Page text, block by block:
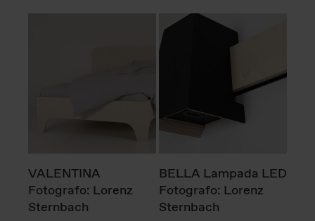
VALENTINA
Fotografo: Lorenz
Sternbach
BELLA Lampada LED
Fotografo: Lorenz
Sternbach